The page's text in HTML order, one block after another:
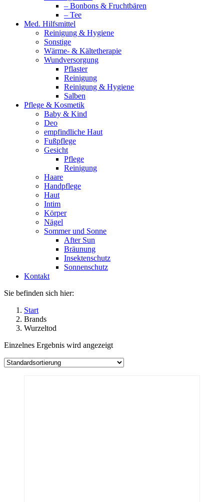
– Bonbons & Fruchtbären
– Tee
Med. Hilfsmittel
Reinigung & Hygiene
Sonstige
Wärme- & Kältetherapie
Wundversorgung
Pflaster
Reinigung
Reinigung & Hygiene
Salben
Pflege & Kosmetik
Baby & Kind
Deo
empfindliche Haut
Fußpflege
Gesicht
Pflege
Reinigung
Haare
Handpflege
Haut
Intim
Körper
Nägel
Sommer und Sonne
After Sun
Bräunung
Insektenschutz
Sonnenschutz
Kontakt
Sie befinden sich hier:
Start
Brands
Wurzeltod
Einzelnes Ergebnis wird angezeigt